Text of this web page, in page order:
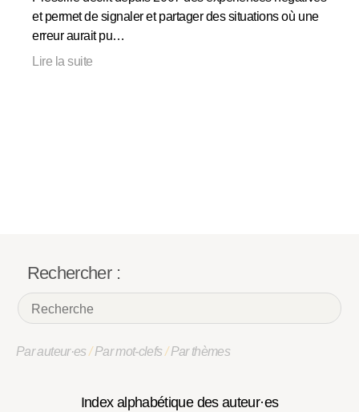
et permet de signaler et partager des situations où une
erreur aurait pu…
Lire la suite
Rechercher :
Par auteur·es/Par mot-clefs/Par thèmes
Index alphabétique des auteur·es